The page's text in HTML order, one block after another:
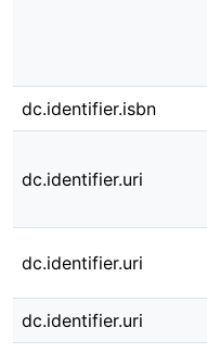
dc.identifier.isbn
dc.identifier.uri
dc.identifier.uri
dc.identifier.uri